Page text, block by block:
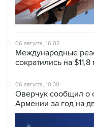
06 августа, 16:02
Международные
сократились на
06 августа, 10:30
Оверчук сообщил о
Армении за год на